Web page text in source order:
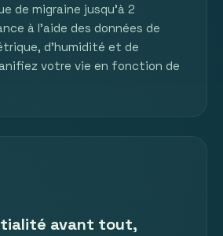
de migraine jusqu'à 2
à l'aide des données de
d'humidité et de
votre vie en fonction de
avant tout,